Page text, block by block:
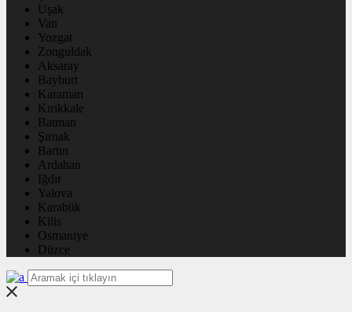
Uşak
Van
Yozgat
Zonguldak
Aksaray
Bayburt
Karaman
Kırıkkale
Batman
Şırnak
Bartın
Ardahan
Iğdır
Yalova
Karabük
Kilis
Osmaniye
Düzce